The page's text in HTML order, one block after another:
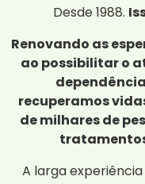
Desde 1988.
Renovando as
ao possibilitar o
recuperamos
de milhares de
A larga